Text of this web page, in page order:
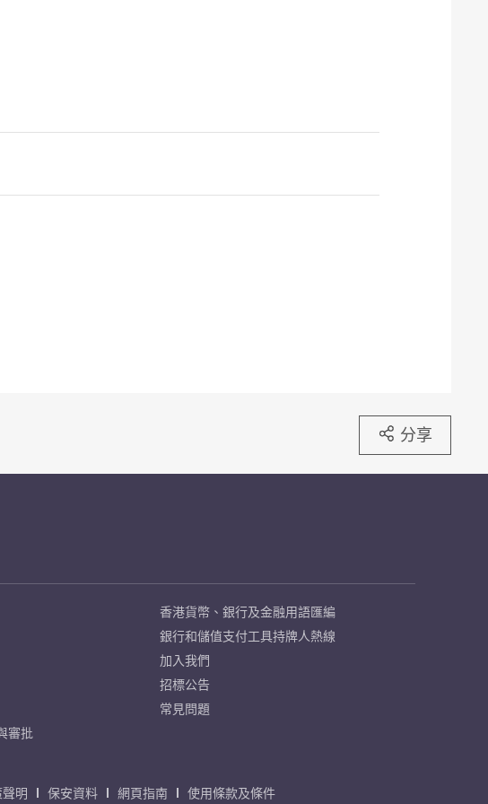
分享
審批
香港貨幣、銀行及金融用語匯編
銀行和儲值支付工具持牌人熱線
加入我們
招標公告
常見問題
明 保安資料 網頁指南 使用條款及條件